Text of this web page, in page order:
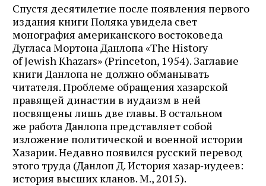
Спустя десятилетие после появления первого
издания книги Поляка увидела свет
монография американского востоковеда
Дугласа Мортона Данлопа «The History
of Jewish Khazars» (Princeton, 1954). Заглавие
книги Данлопа не должно обманывать
читателя. Проблеме обращения хазарской
правящей династии в иудаизм в ней
посвящены лишь две главы. В остальном
же работа Данлопа представляет собой
изложение политической и военной истории
Хазарии. Недавно появился русский перевод
этого труда (Данлоп Д. История хазар‑иудеев:
история высших кланов. М., 2015).